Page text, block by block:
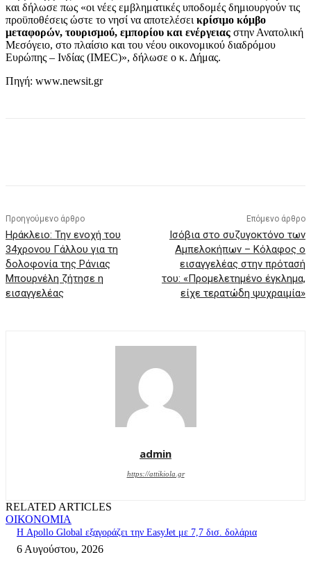
και δήλωσε πως «οι νέες εμβληματικές υποδομές δημιουργούν τις
προϋποθέσεις ώστε το νησί να αποτελέσει κρίσιμο κόμβο
μεταφορών, τουρισμού, εμπορίου και ενέργειας στην Ανατολική
Μεσόγειο, στο πλαίσιο και του νέου οικονομικού διαδρόμου
Ευρώπης – Ινδίας (IMEC)», δήλωσε ο κ. Δήμας.
Πηγή: www.newsit.gr
Προηγούμενο άρθρο
Ηράκλειο: Την ενοχή του
34χρονου Γάλλου για τη
δολοφονία της Ράνιας
Μπουρνέλη ζήτησε η
εισαγγελέας
Επόμενο άρθρο
Ισόβια στο συζυγοκτόνο των
Αμπελοκήπων – Κόλαφος ο
εισαγγελέας στην πρότασή
του: «Προμελετημένο έγκλημα,
είχε τερατώδη ψυχραιμία»
admin
https://attikiola.gr
RELATED ARTICLES
ΟΙΚΟΝΟΜΙΑ
Η Apollo Global εξαγοράζει την EasyJet με 7,7 δισ. δολάρια
6 Αυγούστου, 2026